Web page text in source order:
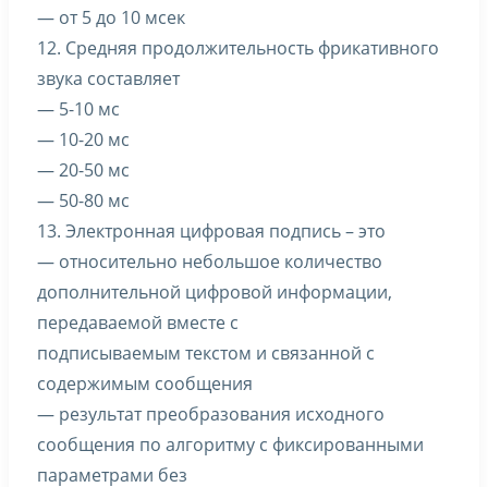
— от 5 до 10 мсек
12. Средняя продолжительность фрикативного
звука составляет
— 5-10 мс
— 10-20 мс
— 20-50 мс
— 50-80 мс
13. Электронная цифровая подпись – это
— относительно небольшое количество
дополнительной цифровой информации,
передаваемой вместе с
подписываемым текстом и связанной с
содержимым сообщения
— результат преобразования исходного
сообщения по алгоритму с фиксированными
параметрами без